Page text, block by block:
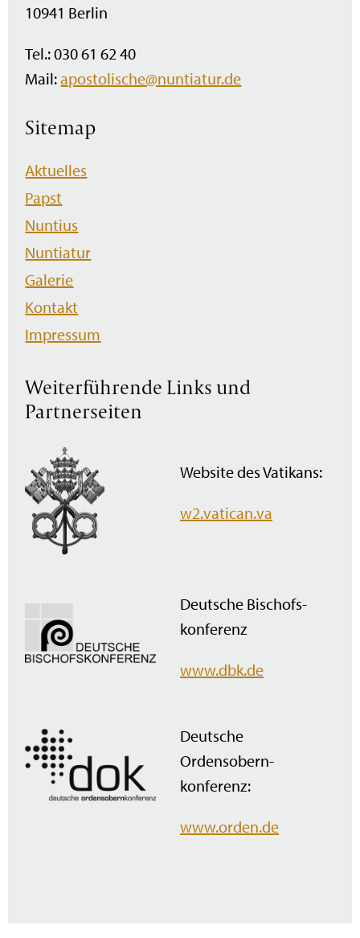
10941 Berlin
Tel.: 030 61 62 40
Mail:apostolische@nuntiatur.de
Sitemap
Navigation
überspringen
Aktuelles
Papst
Nuntius
Nuntiatur
Galerie
Kontakt
Impressum
Weiterführende Links und
Partnerseiten
Website des Vatikans:
w2.vatican.va
Deutsche Bischofs­
konferenz
www.dbk.de
Deutsche
Ordensobern­
konferenz:
www.orden.de